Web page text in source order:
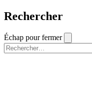
Rechercher
Échap pour fermer